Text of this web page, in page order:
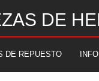
DE
DE REPUESTO